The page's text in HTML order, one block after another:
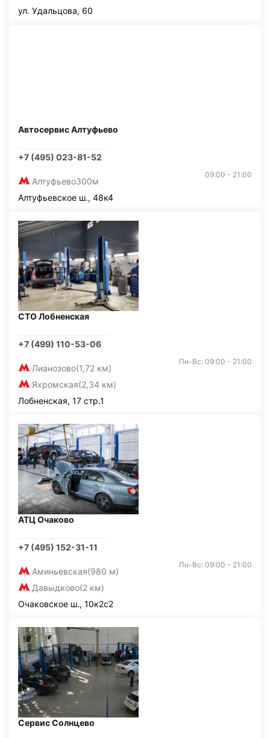
ул. Удальцова, 60
Автосервис Алтуфьево
+7 (495) 023-81-52
Алтуфьево300м
09:00 - 21:00
Алтуфьевское ш., 48к4
СТО Лобненская
+7 (499) 110-53-06
Лианозово(1,72 км)
Яхромская(2,34 км)
Пн-Вс: 09:00 - 21:00
Лобненская, 17 стр.1
АТЦ Очаково
+7 (495) 152-31-11
Аминьевская(980 м)
Давыдково(2 км)
Пн-Вс: 09:00 - 21:00
Очаковское ш., 10к2с2
Сервис Солнцево